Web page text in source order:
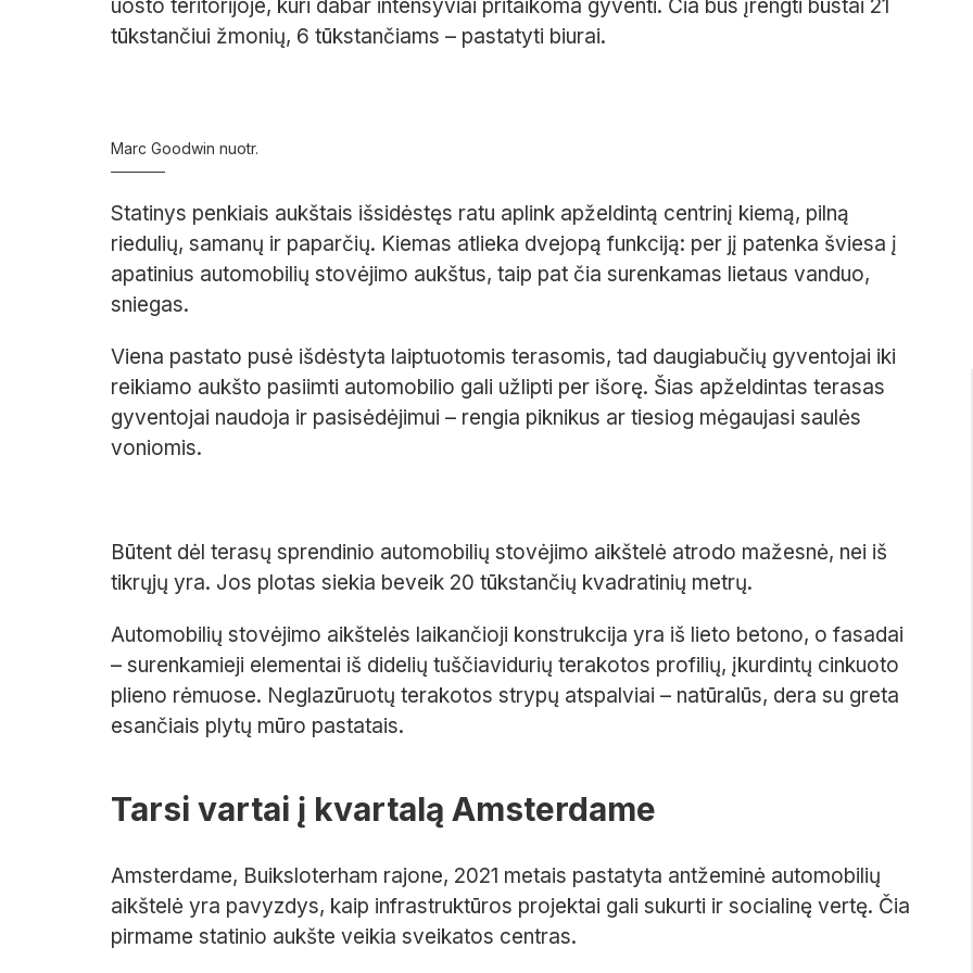
uosto teritorijoje, kuri dabar intensyviai pritaikoma gyventi. Čia bus įrengti būstai 21
tūkstančiui žmonių, 6 tūkstančiams – pastatyti biurai.
Marc Goodwin nuotr.
Statinys penkiais aukštais išsidėstęs ratu aplink apželdintą centrinį kiemą, pilną
riedulių, samanų ir paparčių. Kiemas atlieka dvejopą funkciją: per jį patenka šviesa į
apatinius automobilių stovėjimo aukštus, taip pat čia surenkamas lietaus vanduo,
sniegas.
Viena pastato pusė išdėstyta laiptuotomis terasomis, tad daugiabučių gyventojai iki
reikiamo aukšto pasiimti automobilio gali užlipti per išorę. Šias apželdintas terasas
gyventojai naudoja ir pasisėdėjimui – rengia piknikus ar tiesiog mėgaujasi saulės
voniomis.
Būtent dėl terasų sprendinio automobilių stovėjimo aikštelė atrodo mažesnė, nei iš
tikrųjų yra. Jos plotas siekia beveik 20 tūkstančių kvadratinių metrų.
Automobilių stovėjimo aikštelės laikančioji konstrukcija yra iš lieto betono, o fasadai
– surenkamieji elementai iš didelių tuščiavidurių terakotos profilių, įkurdintų cinkuoto
plieno rėmuose. Neglazūruotų terakotos strypų atspalviai – natūralūs, dera su greta
esančiais plytų mūro pastatais.
Tarsi vartai į kvartalą Amsterdame
Amsterdame, Buiksloterham rajone, 2021 metais pastatyta antžeminė automobilių
aikštelė yra pavyzdys, kaip infrastruktūros projektai gali sukurti ir socialinę vertę. Čia
pirmame statinio aukšte veikia sveikatos centras.